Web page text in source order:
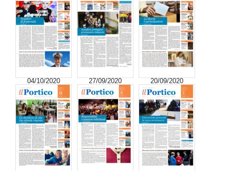
04/10/2020 27/09/2020 20/09/2020